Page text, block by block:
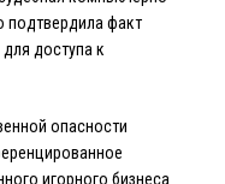
подтвердила факт
доступа к
опасности
игорного бизнеса